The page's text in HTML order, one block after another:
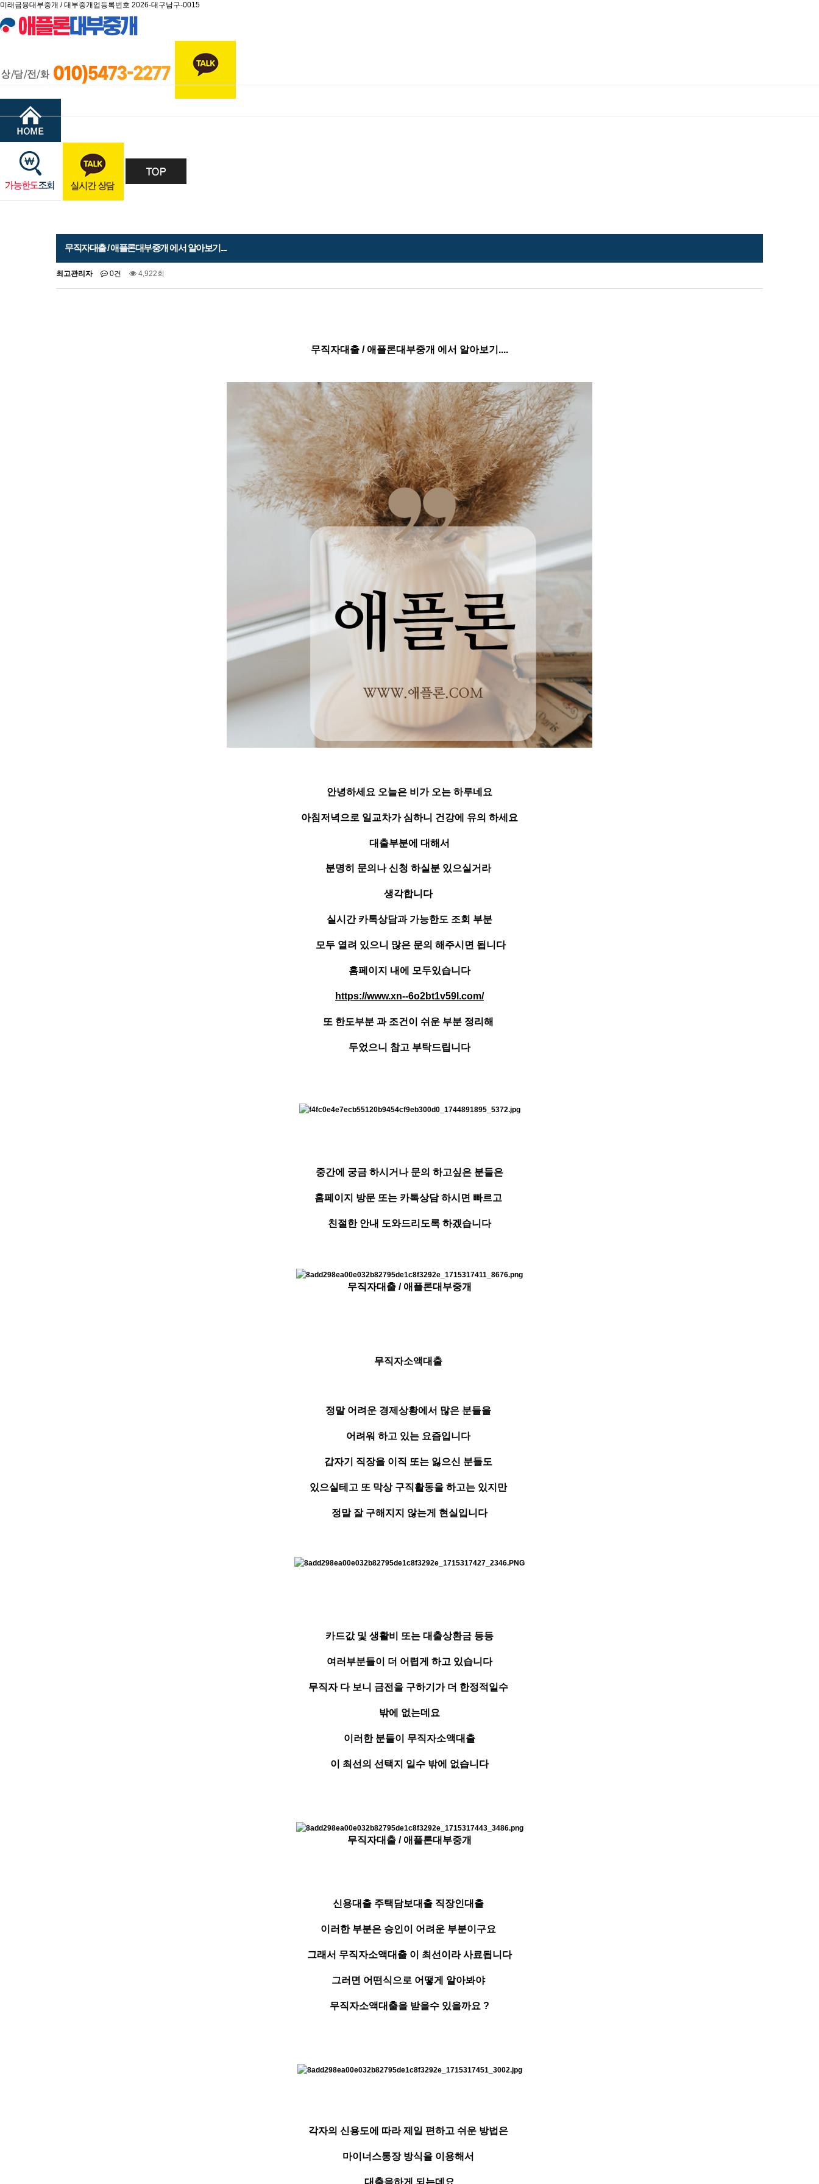
미래금융대부중개 / 대부중개업등록번호 2026-대구남구-0015
무직자대출 / 애플론대부중개 에서 알아보기....
최고관리자 0건 4,922회
무직자대출 / 애플론대부중개 에서 알아보기....
안녕하세요 오늘은 비가 오는 하루네요
아침저녁으로 일교차가 심하니 건강에 유의 하세요
대출부분에 대해서
분명히 문의나 신청 하실분 있으실거라
생각합니다
실시간 카톡상담과 가능한도 조회 부분
모두 열려 있으니 많은 문의 해주시면 됩니다
홈페이지 내에 모두있습니다
https://www.xn--6o2bt1v59l.com/
또 한도부분 과 조건이 쉬운 부분 정리해
두었으니 참고 부탁드립니다
중간에 궁금 하시거나 문의 하고싶은 분들은
홈페이지 방문 또는 카톡상담 하시면 빠르고
친절한 안내 도와드리도록 하겠습니다
무직자대출 / 애플론대부중개
무직자소액대출
정말 어려운 경제상황에서 많은 분들을
어려워 하고 있는 요즘입니다
갑자기 직장을 이직 또는 잃으신 분들도
있으실테고 또 막상 구직활동을 하고는 있지만
정말 잘 구해지지 않는게 현실입니다
카드값 및 생활비 또는 대출상환금 등등
여러부분들이 더 어렵게 하고 있습니다
무직자 다 보니 금전을 구하기가 더 한정적일수
밖에 없는데요
이러한 분들이 무직자소액대출
이 최선의 선택지 일수 밖에 없습니다
무직자대출 / 애플론대부중개
신용대출 주택담보대출 직장인대출
이러한 부분은 승인이 어려운 부분이구요
그래서 무직자소액대출 이 최선이라 사료됩니다
그러면 어떤식으로 어떻게 알아봐야
무직자소액대출을 받을수 있을까요 ?
각자의 신용도에 따라 제일 편하고 쉬운 방법은
마이너스통장 방식을 이용해서